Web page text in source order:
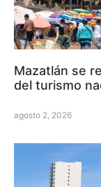
Mazatlán se
del turismo
agosto 2, 2026